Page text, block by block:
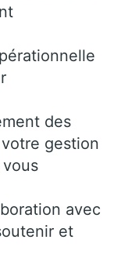
des
gestion
avec
et